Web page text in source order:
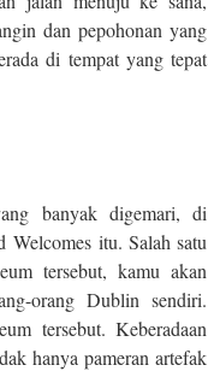
dan pepohonan yang
di tempat yang tepat
banyak digemari, di
itu. Salah satu
tersebut, kamu akan
orang Dublin sendiri.
tersebut. Keberadaan
hanya pameran artefak